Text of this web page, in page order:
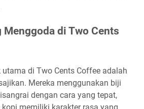
Menggoda di Two Cents
di Two Cents Coffee adalah
Mereka menggunakan biji
dengan cara yang tepat,
memiliki karakter rasa yang